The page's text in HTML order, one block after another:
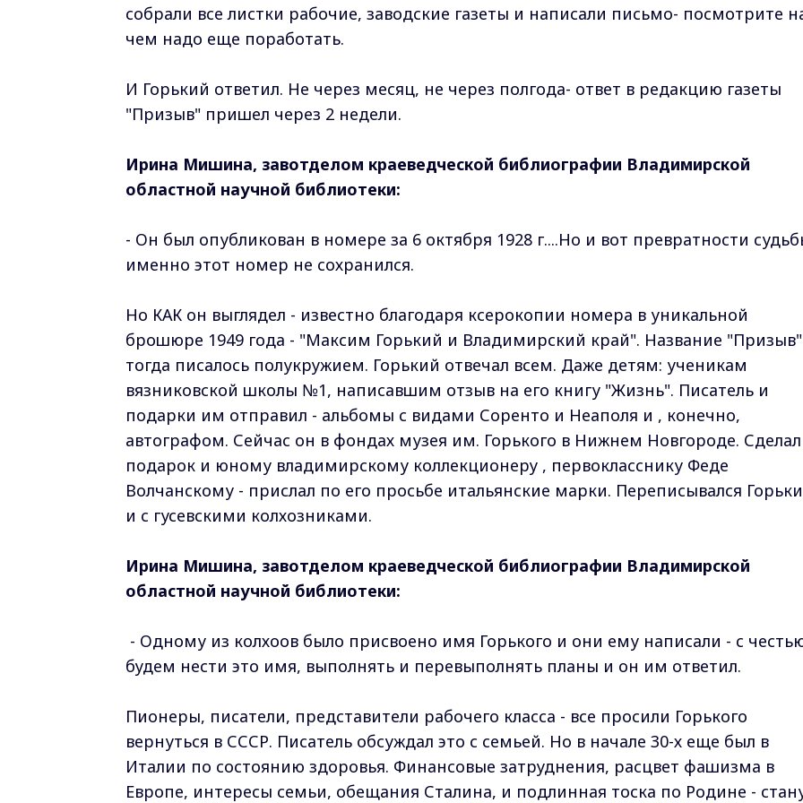
собрали все листки рабочие, заводские газеты и написали письмо- посмотрите
чем надо еще поработать.
И Горький ответил. Не через месяц, не через полгода- ответ в редакцию газеты
"Призыв" пришел через 2 недели.
Ирина Мишина, завотделом краеведческой библиографии Владимирской
областной научной библиотеки:
- Он был опубликован в номере за 6 октября 1928 г....Но и вот превратности
именно этот номер не сохранился.
Но КАК он выглядел - известно благодаря ксерокопии номера в уникальной
брошюре 1949 года - "Максим Горький и Владимирский край". Название "Призыв"
тогда писалось полукружием. Горький отвечал всем. Даже детям: ученикам
вязниковской школы №1, написавшим отзыв на его книгу "Жизнь". Писатель и
подарки им отправил - альбомы с видами Соренто и Неаполя и , конечно,
автографом. Сейчас он в фондах музея им. Горького в Нижнем Новгороде. Сделал
подарок и юному владимирскому коллекционеру , первокласснику Феде
Волчанскому - прислал по его просьбе итальянские марки. Переписывался
и с гусевскими колхозниками.
Ирина Мишина, завотделом краеведческой библиографии Владимирской
областной научной библиотеки:
- Одному из колхоов было присвоено имя Горького и они ему написали - с
будем нести это имя, выполнять и перевыполнять планы и он им ответил.
Пионеры, писатели, представители рабочего класса - все просили Горького
вернуться в СССР. Писатель обсуждал это с семьей. Но в начале 30-х еще был в
Италии по состоянию здоровья. Финансовые затруднения, расцвет фашизма в
Европе, интересы семьи, обещания Сталина, и подлинная тоска по Родине -